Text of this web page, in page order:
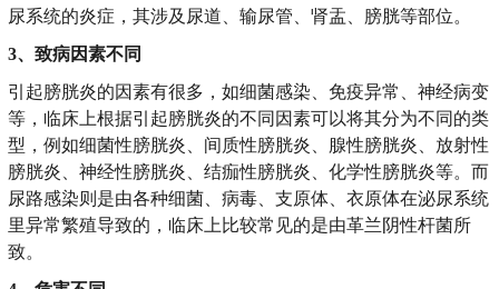
尿系统的炎症，其涉及尿道、输尿管、肾盂、膀胱等部位。
3、致病因素不同
引起膀胱炎的因素有很多，如细菌感染、免疫异常、神经病变
等，临床上根据引起膀胱炎的不同因素可以将其分为不同的类
型，例如细菌性膀胱炎、间质性膀胱炎、腺性膀胱炎、放射性
膀胱炎、神经性膀胱炎、结痂性膀胱炎、化学性膀胱炎等。而
尿路感染则是由各种细菌、病毒、支原体、衣原体在泌尿系统
里异常繁殖导致的，临床上比较常见的是由革兰阴性杆菌所
致。